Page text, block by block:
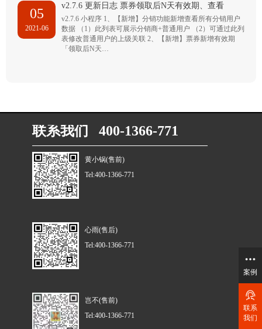
05
2021-06
v2.7.6 更新日志 票券领取后N天有效期、查看
v2.7.6 小程序 1、【新增】分销功能新增查看所有分销用户
数据 （1）此列表可展示分销商+普通用户 （2）可通过此列
表修改普通用户的上级关联 2、【新增】票券新增有效期
「领取后N天…
联系我们 400-1366-771
黄小锅(售前)
Tel:400-1366-771
心雨(售后)
Tel:400-1366-771
岂不(售前)
Tel:400-1366-771
案例
联系
我们